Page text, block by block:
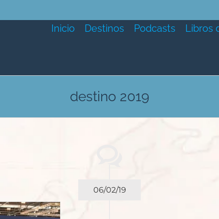
Inicio Destinos Podcasts Libros
destino 2019
06/02/19